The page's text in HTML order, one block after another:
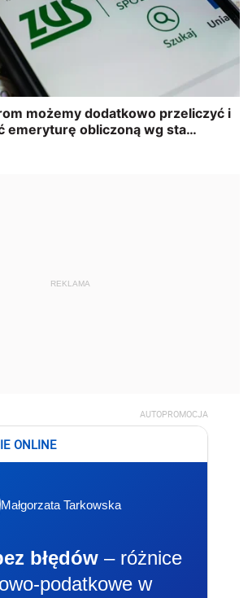
REKLAMA
AUTOPROMOCJA
ONLINE
Małgorzata Tarkowska
błędów – różnice
podatkowe w